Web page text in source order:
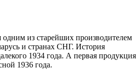
одним из старейших производителем
и странах СНГ. История
1934 года. А первая продукция
1936 года.